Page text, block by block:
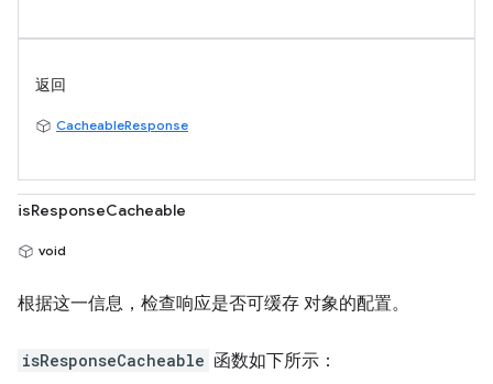
返回
CacheableResponse
isResponseCacheable
void
根据这一信息，检查响应是否可缓存 对象的配置。
isResponseCacheable 函数如下所示：